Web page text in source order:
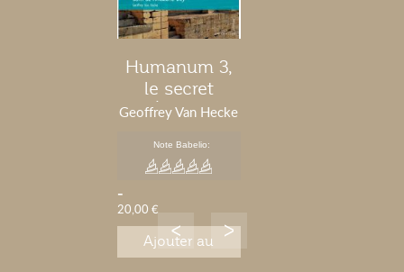
Humanum 3,
le secret
d'Épidaure
Geoffrey Van Hecke
Note Babelio:
-
20,00 €
Ajouter au